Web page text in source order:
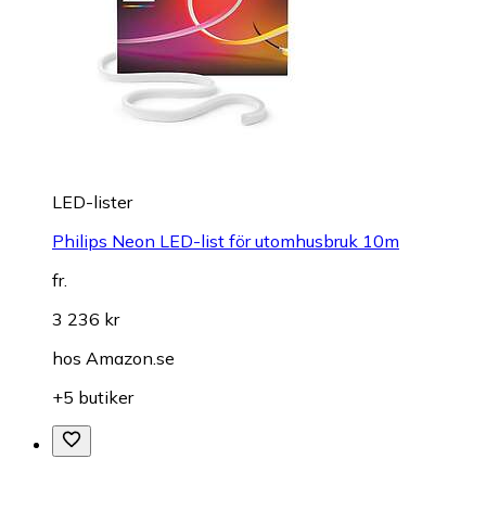
LED-lister
Philips Neon LED-list för utomhusbruk 10m
fr.
3 236 kr
hos Amazon.se
+5 butiker